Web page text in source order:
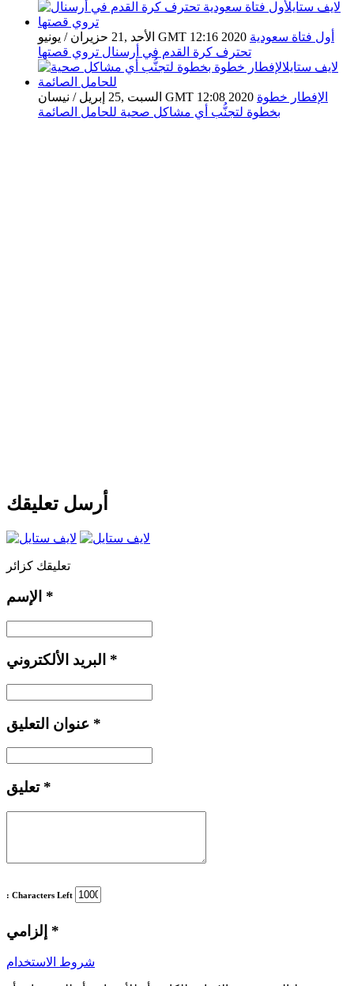
الأحد ,21 حزيران / يونيو GMT 12:16 2020 أول فتاة سعودية
تحترف كرة القدم في أرسنال تروي قصتها
السبت ,25 إبريل / نيسان GMT 12:08 2020 الإفطار خطوة
بخطوة لتجنُّب أي مشاكل صحية للحامل الصائمة
أرسل تعليقك
تعليقك كزائر
*
*
*
تعليق *
: Characters Left
*
شروط الاستخدام